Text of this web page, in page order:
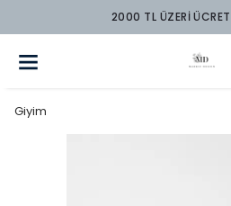
2000 TL ÜZERİ
Giyim